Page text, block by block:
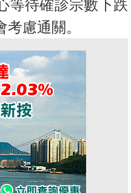
等待確診宗數下跌
考慮通關。